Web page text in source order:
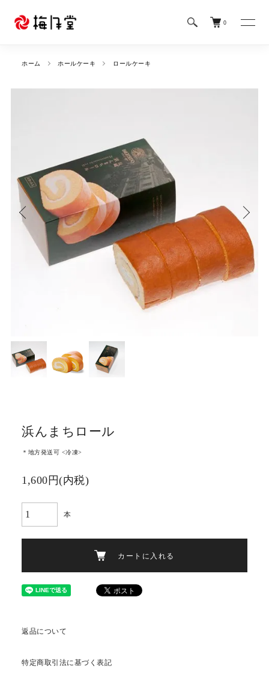
0
ホーム ホールケーキ ロールケーキ
浜んまちロール
＊地方発送可 <冷凍>
1,600円(内税)
本
カートに入れる
返品について
特定商取引法に基づく表記